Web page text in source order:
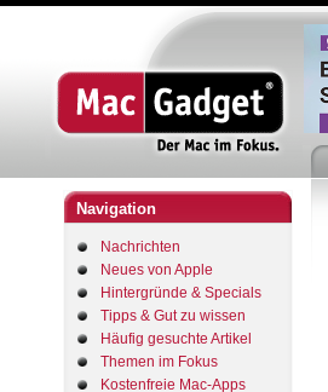
Navigation
Nachrichten
Neues von Apple
Hintergründe & Specials
Tipps & Gut zu wissen
Häufig gesuchte Artikel
Themen im Fokus
Kostenfreie Mac-Apps